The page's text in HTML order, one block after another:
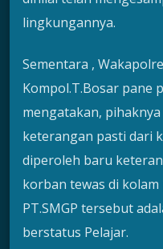
lingkungannya.
Sementara ,
Kompol.T.Bosar pane
mengatakan,
keterangan pasti dari
diperoleh baru
korban tewas di
PT.SMGP tersebut
berstatus Pelajar.